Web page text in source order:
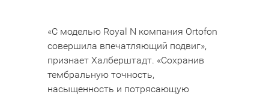
«С моделью Royal N компания Ortofon
совершила впечатляющий подвиг»,
признает Халберштадт. «Сохранив
тембральную точность,
насыщенность и потрясающую